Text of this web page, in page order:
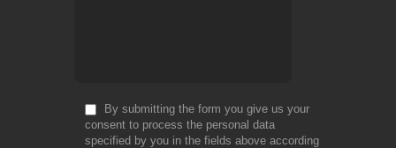
By submitting the form you give us your
consent to process the personal data
specified by you in the fields above according